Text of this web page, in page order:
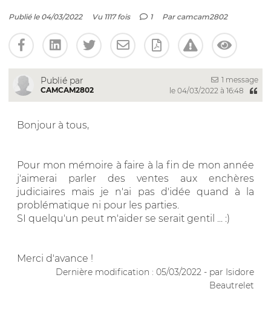
Publié le 04/03/2022 Vu 1117 fois 1 Par camcam2802
Publié par
CAMCAM2802
1 message
le 04/03/2022 à 16:48
Bonjour à tous,
Pour mon mémoire à faire à la fin de mon année
j'aimerai parler des ventes aux enchères
judiciaires mais je n'ai pas d'idée quand à la
problématique ni pour les parties.
SI quelqu'un peut m'aider se serait gentil ... :)
Merci d'avance !
Dernière modification : 05/03/2022 - par Isidore
Beautrelet